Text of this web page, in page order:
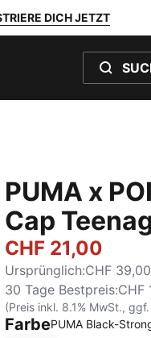
DICH JETZT
PUMA x
Cap
CHF 21,00
Ursprünglich:CHF 39,00
30 Tage Bestpreis:CHF
(Preis inkl. 8.1% MwSt.,
FarbePUMA Black-